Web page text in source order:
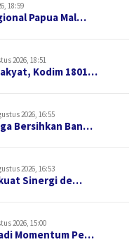
18:59
Papua Mal…
2026, 18:51
Kodim 1801…
2026, 16:55
Bersihkan Ban…
2026, 16:53
Sinergi de…
2026, 15:00
Momentum Pe…